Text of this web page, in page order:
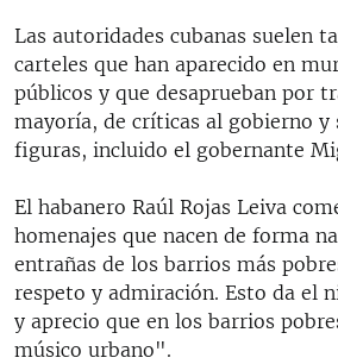
Las autoridades cubanas suelen
carteles que han aparecido en
públicos y que desaprueban por
mayoría, de críticas al gobierno y
figuras, incluido el gobernante
El habanero Raúl Rojas Leiva
homenajes que nacen de forma
entrañas de los barrios más
respeto y admiración. Esto da el
y aprecio que en los barrios
músico urbano".